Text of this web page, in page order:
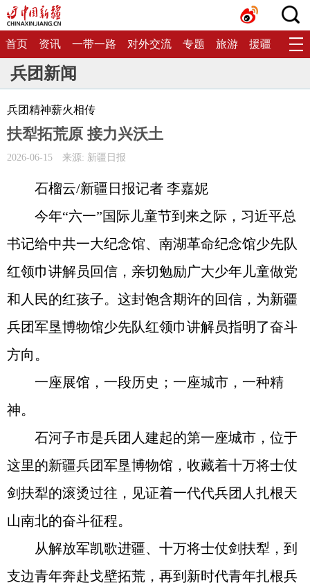
首页 资讯 一带一路 对外交流 专题 旅游 援疆 生态
兵团新闻
兵团精神薪火相传
扶犁拓荒原 接力兴沃土
2026-06-15 来源: 新疆日报
石榴云/新疆日报记者 李嘉妮
今年“六一”国际儿童节到来之际，习近平总
书记给中共一大纪念馆、南湖革命纪念馆少先队
红领巾讲解员回信，亲切勉励广大少年儿童做党
和人民的红孩子。这封饱含期许的回信，为新疆
兵团军垦博物馆少先队红领巾讲解员指明了奋斗
方向。
一座展馆，一段历史；一座城市，一种精
神。
石河子市是兵团人建起的第一座城市，位于
这里的新疆兵团军垦博物馆，收藏着十万将士仗
剑扶犁的滚烫过往，见证着一代代兵团人扎根天
山南北的奋斗征程。
从解放军凯歌进疆、十万将士仗剑扶犁，到
支边青年奔赴戈壁拓荒，再到新时代青年扎根兵